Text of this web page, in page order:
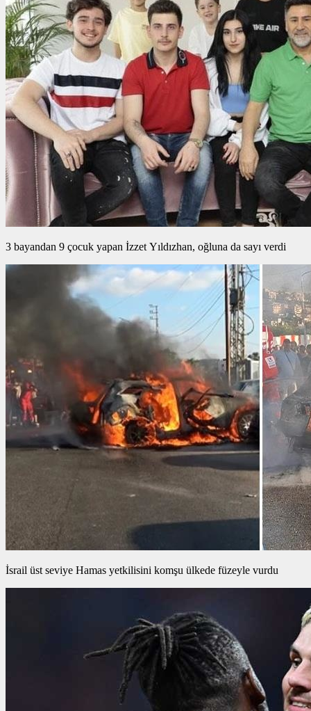
3 bayandan 9 çocuk yapan İzzet Yıldızhan, oğluna da sayı verdi
İsrail üst seviye Hamas yetkilisini komşu ülkede füzeyle vurdu